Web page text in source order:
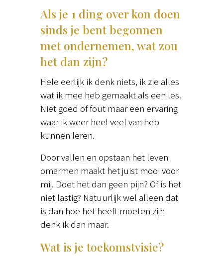
Als je 1 ding over kon doen
sinds je bent begonnen
met ondernemen, wat zou
het dan zijn?
Hele eerlijk ik denk niets, ik zie alles
wat ik mee heb gemaakt als een les.
Niet goed of fout maar een ervaring
waar ik weer heel veel van heb
kunnen leren.
Door vallen en opstaan het leven
omarmen maakt het juist mooi voor
mij. Doet het dan geen pijn? Of is het
niet lastig? Natuurlijk wel alleen dat
is dan hoe het heeft moeten zijn
denk ik dan maar.
Wat is je toekomstvisie?